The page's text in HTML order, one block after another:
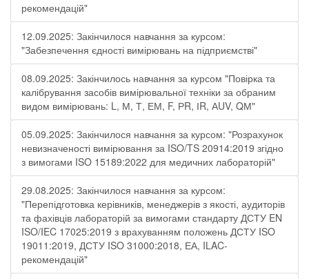
рекомендацій"
12.09.2025: Закінчилося навчання за курсом:
"Забезпечення єдності вимірювань на підприємстві"
08.09.2025: Закінчилось навчання за курсом "Повірка та
калібрування засобів вимірювальної техніки за обраним
видом вимірювань: L, М, Т, ЕМ, F, РR, ІR, АUV, QМ"
05.09.2025: Закінчилося навчання за курсом: "Розрахунок
невизначеності вимірювання за ISO/TS 20914:2019 згідно
з вимогами ISO 15189:2022 для медичних лабораторій"
29.08.2025: Закінчилося навчання за курсом:
"Перепідготовка керівників, менеджерів з якості, аудиторів
та фахівців лабораторій за вимогами стандарту ДСТУ EN
ISO/IEC 17025:2019 з врахуванням положень ДСТУ ISO
19011:2019, ДСТУ ISO 31000:2018, ЕА, ILAC-
рекомендацій"